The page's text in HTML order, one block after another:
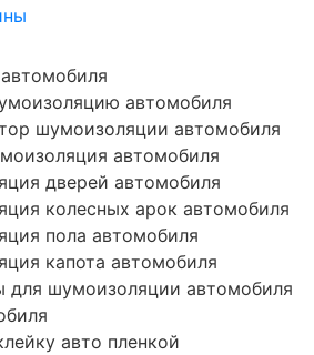
автомобиля
шумоизоляции автомобиля
автомобиля
дверей автомобиля
колесных арок автомобиля
пола автомобиля
капота автомобиля
для шумоизоляции автомобиля
авто пленкой